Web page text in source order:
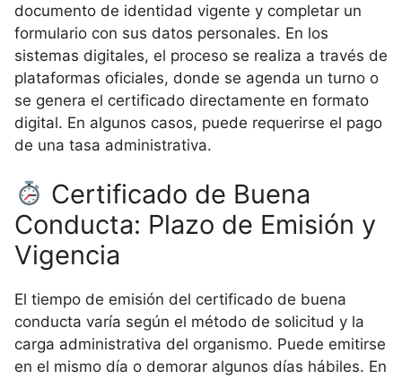
documento de identidad vigente y completar un
formulario con sus datos personales. En los
sistemas digitales, el proceso se realiza a través de
plataformas oficiales, donde se agenda un turno o
se genera el certificado directamente en formato
digital. En algunos casos, puede requerirse el pago
de una tasa administrativa.
Certificado de Buena
Conducta: Plazo de Emisión y
Vigencia
El tiempo de emisión del certificado de buena
conducta varía según el método de solicitud y la
carga administrativa del organismo. Puede emitirse
en el mismo día o demorar algunos días hábiles. En